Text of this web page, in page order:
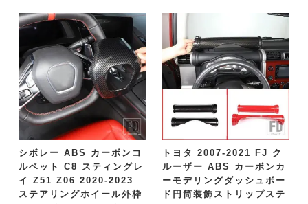
シボレー ABS カーボンコ
ルベット C8 スティングレ
イ Z51 Z06 2020-2023
ステアリングホイール外枠
トヨタ 2007-2021 FJ ク
ルーザー ABS カーボンカ
ーモデリングダッシュボー
ド円筒装飾ストリップステ